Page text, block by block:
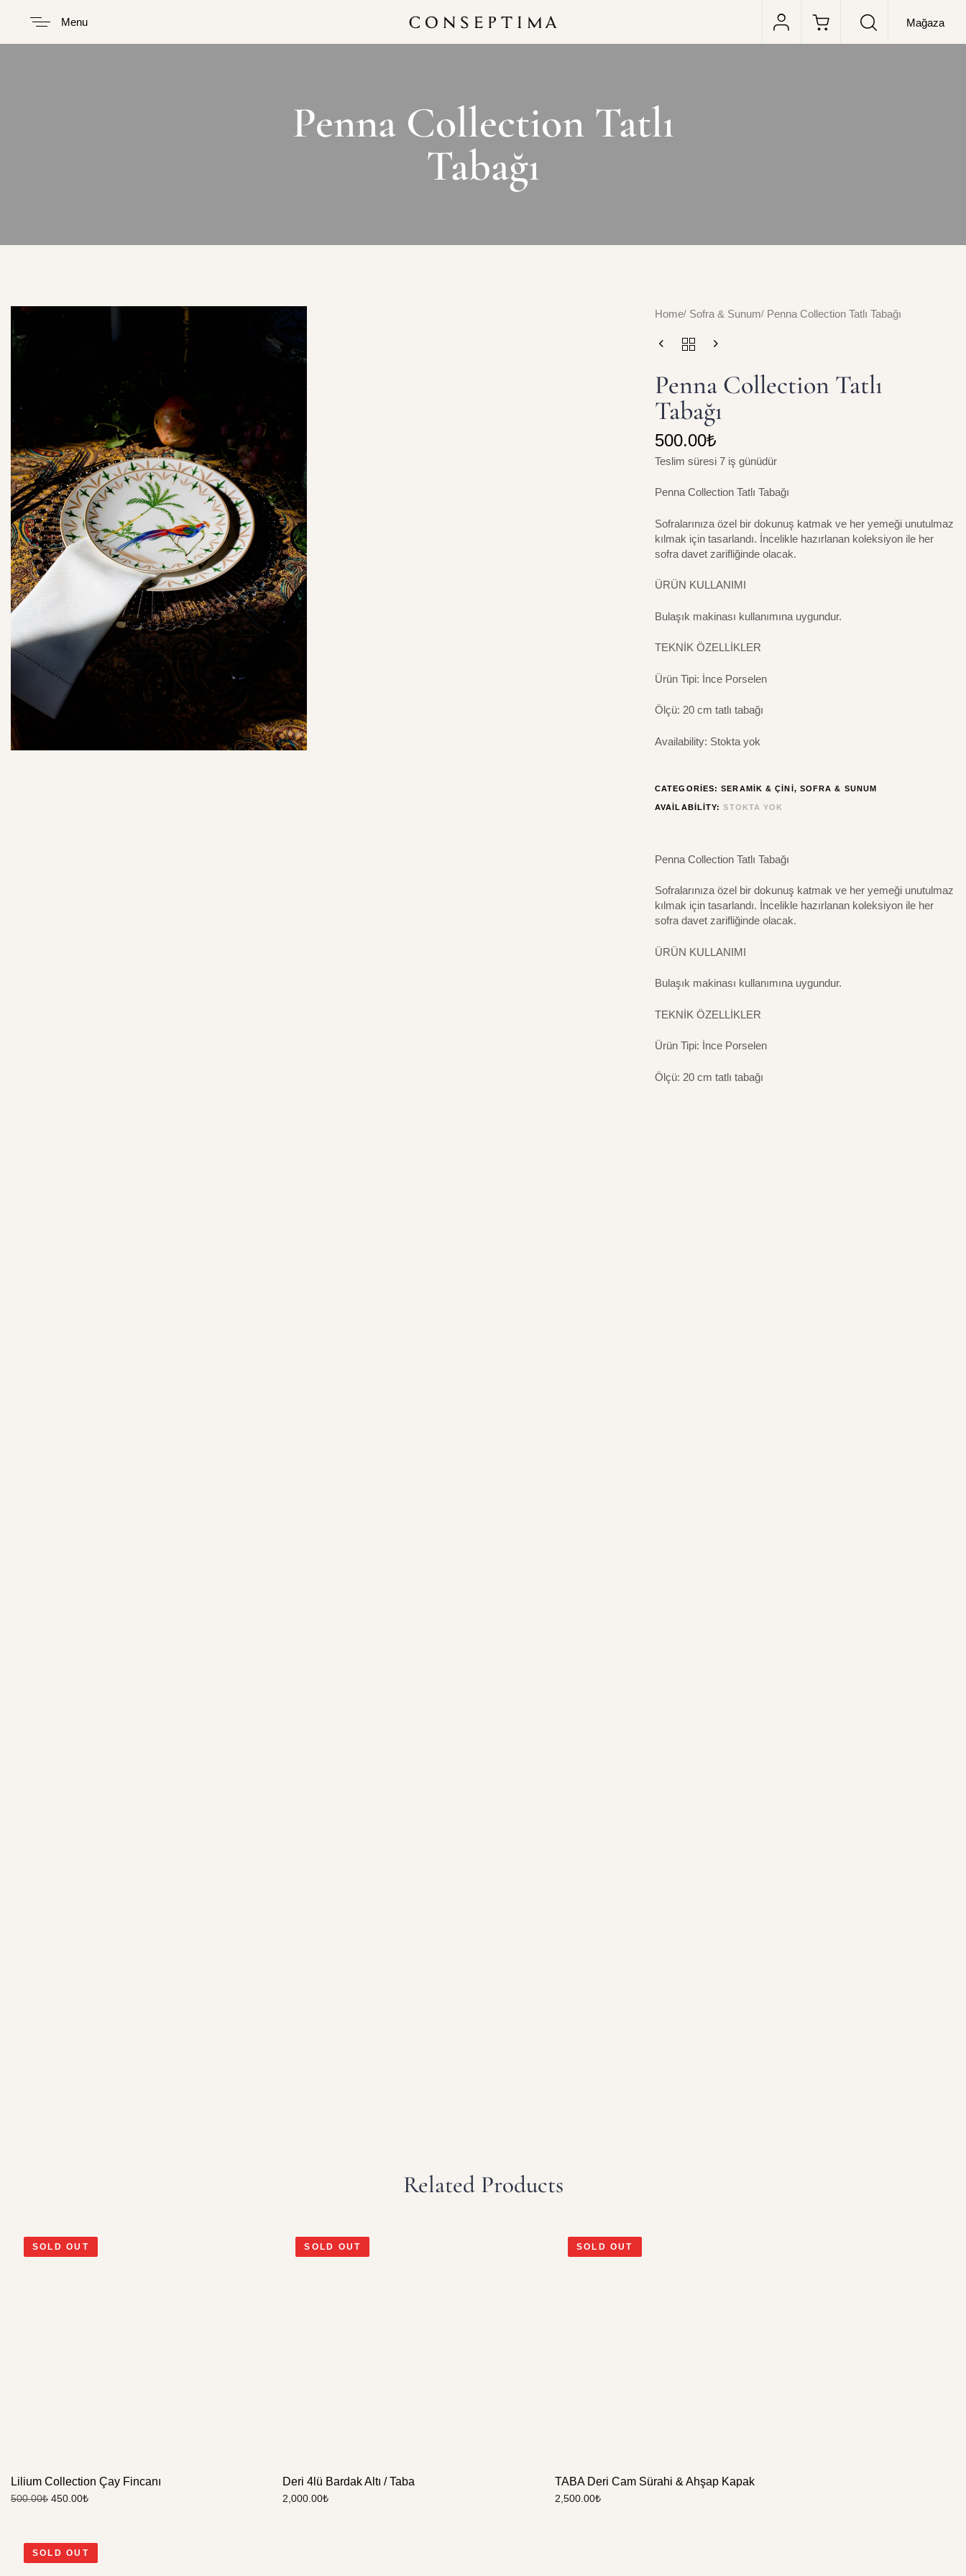
Menu Mağaza
Penna Collection Tatlı
Tabağı
Home Sofra & Sunum Penna Collection Tatlı Tabağı
Penna Collection Tatlı
Tabağı
500.00₺
Teslim süresi 7 iş günüdür
Penna Collection Tatlı Tabağı
Sofralarınıza özel bir dokunuş katmak ve her yemeği unutulmaz
kılmak için tasarlandı. İncelikle hazırlanan koleksiyon ile her
sofra davet zarifliğinde olacak.
ÜRÜN KULLANIMI
Bulaşık makinası kullanımına uygundur.
TEKNİK ÖZELLİKLER
Ürün Tipi: İnce Porselen
Ölçü: 20 cm tatlı tabağı
Availability: Stokta yok
CATEGORIES:SERAMIK & ÇINI, SOFRA & SUNUM
AVAILABILITY:STOKTA YOK
Penna Collection Tatlı Tabağı
Sofralarınıza özel bir dokunuş katmak ve her yemeği unutulmaz
kılmak için tasarlandı. İncelikle hazırlanan koleksiyon ile her
sofra davet zarifliğinde olacak.
ÜRÜN KULLANIMI
Bulaşık makinası kullanımına uygundur.
TEKNİK ÖZELLİKLER
Ürün Tipi: İnce Porselen
Ölçü: 20 cm tatlı tabağı
Related Products
SOLD OUT
Lilium Collection Çay Fincanı
500.00₺ 450.00₺
SOLD OUT
Deri 4lü Bardak Altı / Taba
2,000.00₺
SOLD OUT
TABA Deri Cam Sürahi & Ahşap Kapak
2,500.00₺
SOLD OUT